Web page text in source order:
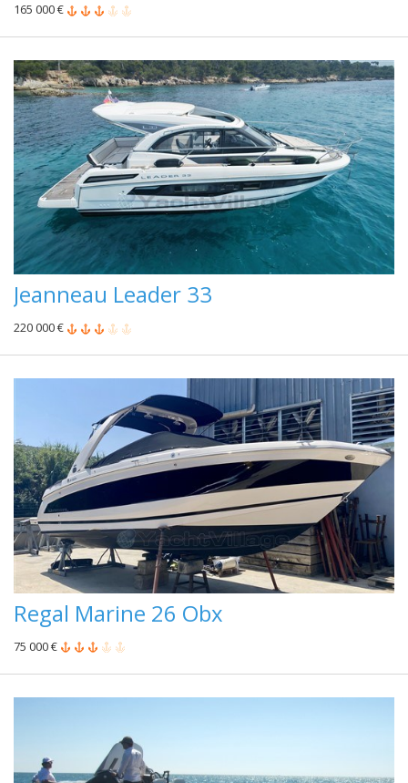
165 000 €
Jeanneau Leader 33
220 000 €
Regal Marine 26 Obx
75 000 €